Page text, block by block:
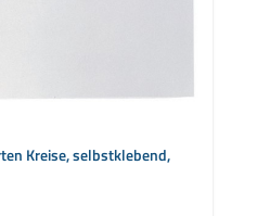
Kreise, selbstklebend,